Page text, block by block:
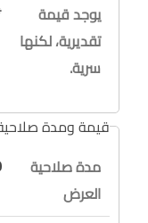
يوجد قيمة
تقديرية، لكنها
سرية.
قيمة ومدة
مدة صلاحية
العرض